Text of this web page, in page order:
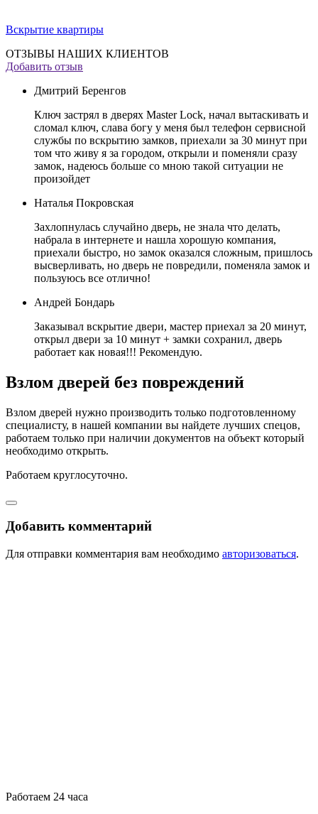
Вскрытие квартиры
ОТЗЫВЫ НАШИХ КЛИЕНТОВ
Добавить отзыв
Дмитрий Беренгов
Ключ застрял в дверях Master Lock, начал вытаскивать и
сломал ключ, слава богу у меня был телефон сервисной
службы по вскрытию замков, приехали за 30 минут при
том что живу я за городом, открыли и поменяли сразу
замок, надеюсь больше со мною такой ситуации не
произойдет
Наталья Покровская
Захлопнулась случайно дверь, не знала что делать,
набрала в интернете и нашла хорошую компания,
приехали быстро, но замок оказался сложным, пришлось
высверливать, но дверь не повредили, поменяла замок и
пользуюсь все отлично!
Андрей Бондарь
Заказывал вскрытие двери, мастер приехал за 20 минут,
открыл двери за 10 минут + замки сохранил, дверь
работает как новая!!! Рекомендую.
Взлом дверей без повреждений
Взлом дверей нужно производить только подготовленному
специалисту, в нашей компании вы найдете лучших спецов,
работаем только при наличии документов на объект который
необходимо открыть.
Работаем круглосуточно.
Добавить комментарий
Для отправки комментария вам необходимо авторизоваться.
Работаем 24 часа